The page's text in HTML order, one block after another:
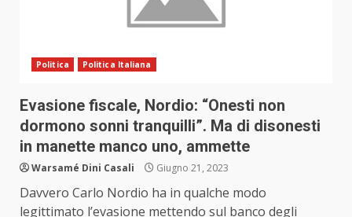
Politica Politica Italiana
Evasione fiscale, Nordio: “Onesti non
dormono sonni tranquilli”. Ma di disonesti
in manette manco uno, ammette
Warsamé Dini Casali Giugno 21, 2023
Davvero Carlo Nordio ha in qualche modo
legittimato l’evasione mettendo sul banco degli